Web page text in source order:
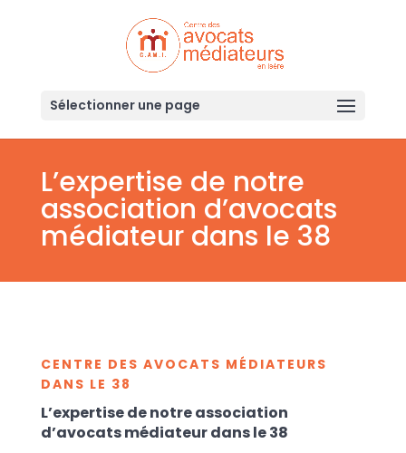
Sélectionner une page
L’expertise de notre
association d’avocats
médiateur dans le 38
CENTRE DES AVOCATS MÉDIATEURS
DANS LE 38
L’expertise de notre association
d’avocats médiateur dans le 38